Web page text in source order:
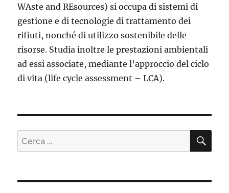
WAste and REsources) si occupa di sistemi di
gestione e di tecnologie di trattamento dei
rifiuti, nonché di utilizzo sostenibile delle
risorse. Studia inoltre le prestazioni ambientali
ad essi associate, mediante l’approccio del ciclo
di vita (life cycle assessment – LCA).
Cerca: